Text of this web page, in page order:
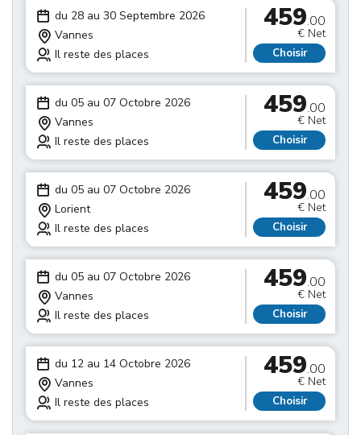
du 28 au 30 Septembre 2026
Vannes
Il reste des places
459.00
€ Net
Choisir
du 05 au 07 Octobre 2026
Vannes
Il reste des places
459.00
€ Net
Choisir
du 05 au 07 Octobre 2026
Lorient
Il reste des places
459.00
€ Net
Choisir
du 05 au 07 Octobre 2026
Vannes
Il reste des places
459.00
€ Net
Choisir
du 12 au 14 Octobre 2026
Vannes
Il reste des places
459.00
€ Net
Choisir